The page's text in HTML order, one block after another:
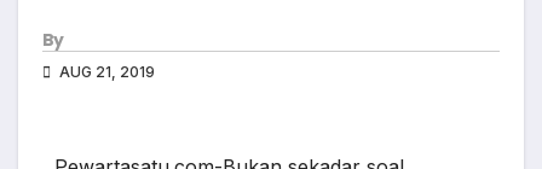
By
AUG 21, 2019